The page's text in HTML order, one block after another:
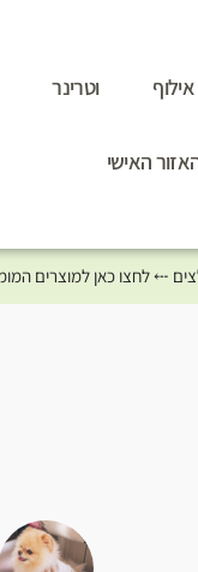
אילוף וטרינר
האישי